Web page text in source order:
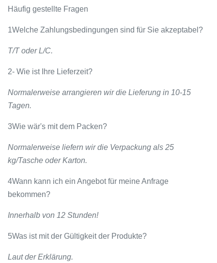
Häufig gestellte Fragen
1Welche Zahlungsbedingungen sind für Sie akzeptabel?
T/T oder L/C.
2- Wie ist Ihre Lieferzeit?
Normalerweise arrangieren wir die Lieferung in 10-15
Tagen.
3Wie wär's mit dem Packen?
Normalerweise liefern wir die Verpackung als 25
kg/Tasche oder Karton.
4Wann kann ich ein Angebot für meine Anfrage
bekommen?
Innerhalb von 12 Stunden!
5Was ist mit der Gültigkeit der Produkte?
Laut der Erklärung.